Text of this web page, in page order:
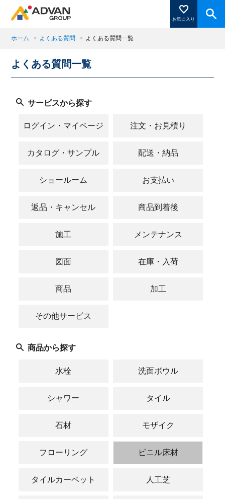
お気に入り
商品ページにある「お気に入り登録」を押すと登録した
商品がここに表示されます。
閉じる
ホーム > よくある質問 > よくある質問一覧
よくある質問一覧
サービスから探す
ログイン・マイページ 注文・お見積り
カタログ・サンプル 配送・納品
ショールーム お支払い
返品・キャンセル 商品到着後
施工 メンテナンス
図面 在庫・入荷
商品 加工
その他サービス
商品から探す
水栓 洗面ボウル
シャワー タイル
石材 モザイク
フローリング ビニル床材
タイルカーペット 人工芝